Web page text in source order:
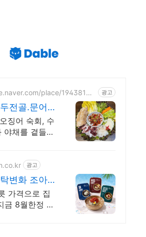
place/19438148
광고
전골.문어
징어 숙회, 수
야채를 곁들인
광고
변화 조아
2,862원 냉
가격으로 집
금 8월한정 공